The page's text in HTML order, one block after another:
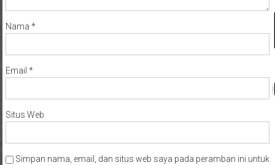
Nama *
Email *
Situs Web
Simpan nama, email, dan situs web saya pada peramban ini untuk